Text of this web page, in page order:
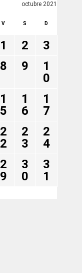
octubre 2021
V S D
1 2
3
8 9
1
0
1
5
1
6
1
7
2
2
2
3
2
4
2
9
3
0
3
1